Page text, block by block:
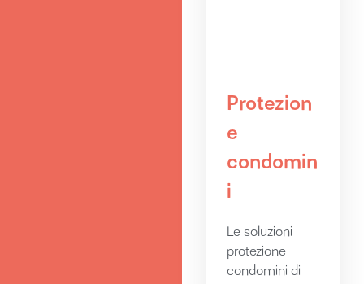
Protezion
e
condomin
i
Le soluzioni
protezione
condomini di